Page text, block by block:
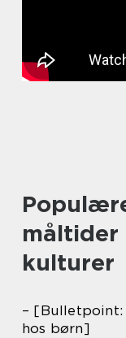
måltider
kulturer
–
hos børn]